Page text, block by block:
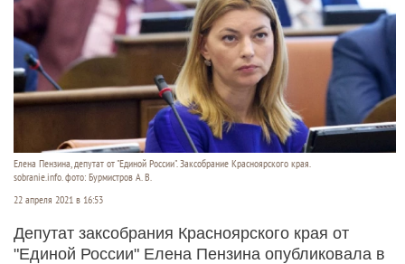
Елена Пензина, депутат от "Единой России". Заксобрание Красноярского края.
sobranie.info. фото: Бурмистров А. В.
22 апреля 2021 в 16:53
Депутат заксобрания Красноярского края от
"Единой России" Елена Пензина опубликовала в